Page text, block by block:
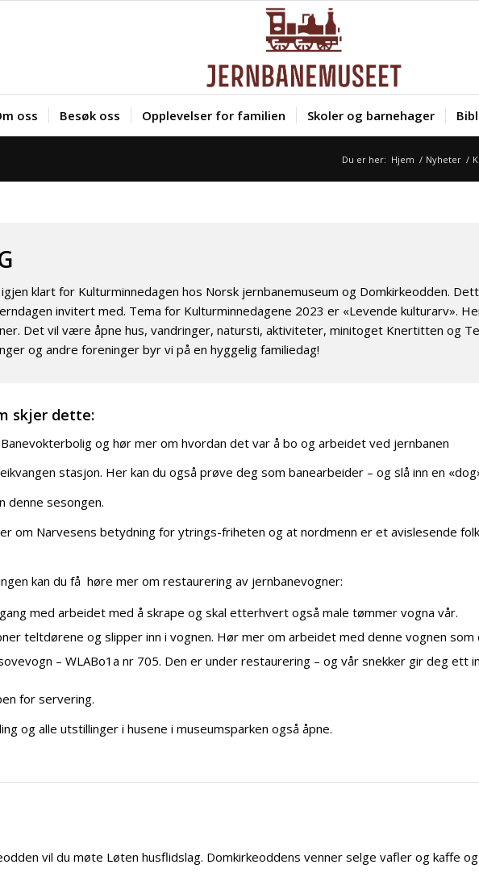
oss Besøk oss Opplevelser for familien Skoler og barnehager
Du er her: Hjem / Nyheter /
klart for Kulturminnedagen hos Norsk jernbanemuseum og Domkirkeodden.
invitert med. Tema for Kulturminnedagene 2023 er «Levende kulturarv».
Det vil være åpne hus, vandringer, natursti, aktiviteter, minitoget Knertitten og
og andre foreninger byr vi på en hyggelig familiedag!
skjer dette:
og hør mer om hvordan det var å bo og arbeidet ved jernbanen
stasjon. Her kan du også prøve deg som banearbeider – og slå inn en
sesongen.
om Narvesens betydning for ytrings-friheten og at nordmenn er et avislesende
kan du få høre mer om restaurering av jernbanevogner:
med arbeidet med å skrape og skal etterhvert også male tømmer vogna vår.
teltdørene og slipper inn i vognen. Hør mer om arbeidet med denne vognen
– WLABo1a nr 705. Den er under restaurering – og vår snekker gir deg ett
for servering.
og alle utstillinger i husene i museumsparken også åpne.
vil du møte Løten husflidslag. Domkirkeoddens venner selge vafler og kaffe